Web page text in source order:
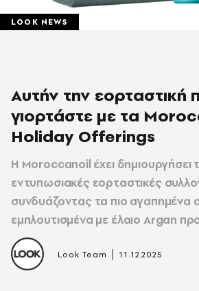
LOOK NEWS
Αυτήν την εορταστική
γιορτάστε με τα
Holiday Offerings
Η Moroccanoil έχει δημιουργήσει
εντυπωσιακές εορταστικές
συνδυάζοντας τα πιο αγαπημένα
εμπλουτισμένα με έλαιο Argan
Look Team 11.12.2025